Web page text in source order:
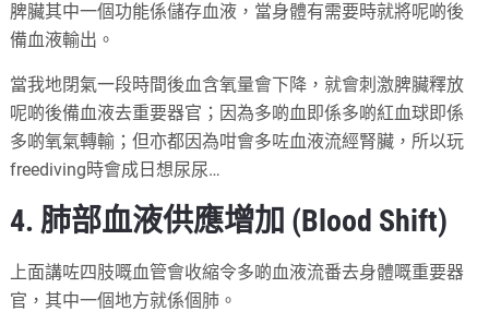
脾臟其中一個功能係儲存血液，當身體有需要時就將呢啲後
備血液輸出。
當我地閉氣一段時間後血含氧量會下降，就會刺激脾臟釋放
呢啲後備血液去重要器官；因為多啲血即係多啲紅血球即係
多啲氧氣轉輸；但亦都因為咁會多咗血液流經腎臟，所以玩
freediving時會成日想尿尿…
4. 肺部血液供應增加 (Blood Shift)
上面講咗四肢嘅血管會收縮令多啲血液流番去身體嘅重要器
官，其中一個地方就係個肺。